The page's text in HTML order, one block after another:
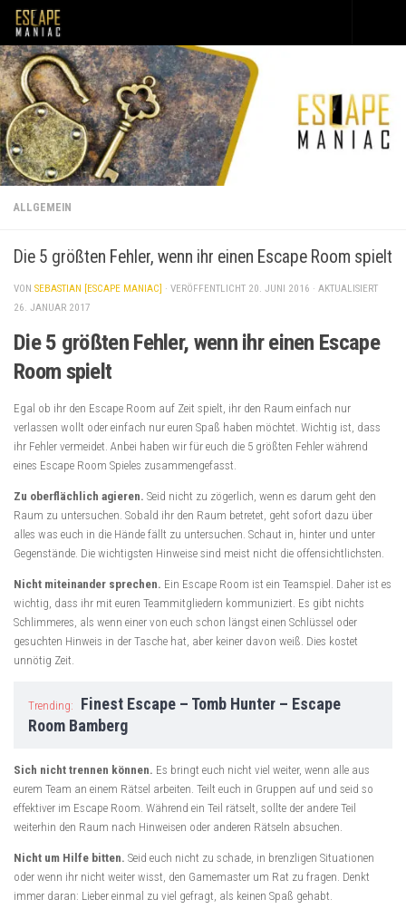
Unter dem Inhalt
ALLGEMEIN
Die 5 größten Fehler, wenn ihr einen Escape Room spielt
VON SEBASTIAN [ESCAPE MANIAC] · VERÖFFENTLICHT 20. JUNI 2016 · AKTUALISIERT
26. JANUAR 2017
Die 5 größten Fehler, wenn ihr einen Escape
Room spielt
Egal ob ihr den Escape Room auf Zeit spielt, ihr den Raum einfach nur
verlassen wollt oder einfach nur euren Spaß haben möchtet. Wichtig ist, dass
ihr Fehler vermeidet. Anbei haben wir für euch die 5 größten Fehler während
eines Escape Room Spieles zusammengefasst.
Zu oberflächlich agieren. Seid nicht zu zögerlich, wenn es darum geht den
Raum zu untersuchen. Sobald ihr den Raum betretet, geht sofort dazu über
alles was euch in die Hände fällt zu untersuchen. Schaut in, hinter und unter
Gegenstände. Die wichtigsten Hinweise sind meist nicht die offensichtlichsten.
Nicht miteinander sprechen. Ein Escape Room ist ein Teamspiel. Daher ist es
wichtig, dass ihr mit euren Teammitgliedern kommuniziert. Es gibt nichts
Schlimmeres, als wenn einer von euch schon längst einen Schlüssel oder
gesuchten Hinweis in der Tasche hat, aber keiner davon weiß. Dies kostet
unnötig Zeit.
Trending:
Finest Escape – Tomb Hunter – Escape
Room Bamberg
Sich nicht trennen können. Es bringt euch nicht viel weiter, wenn alle aus
eurem Team an einem Rätsel arbeiten. Teilt euch in Gruppen auf und seid so
effektiver im Escape Room. Während ein Teil rätselt, sollte der andere Teil
weiterhin den Raum nach Hinweisen oder anderen Rätseln absuchen.
Nicht um Hilfe bitten. Seid euch nicht zu schade, in brenzligen Situationen
oder wenn ihr nicht weiter wisst, den Gamemaster um Rat zu fragen. Denkt
immer daran: Lieber einmal zu viel gefragt, als keinen Spaß gehabt.